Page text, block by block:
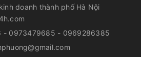
doanh thành phố Hà Nội
- 0973479685 - 0969286385